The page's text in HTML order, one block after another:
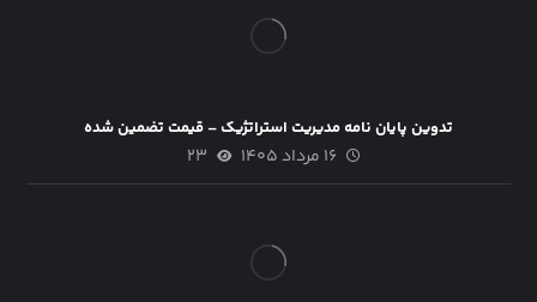
تدوین پایان نامه مدیریت استراتژیک – قیمت تضمین شده
۱۶ مرداد ۱۴۰۵ ۲۳